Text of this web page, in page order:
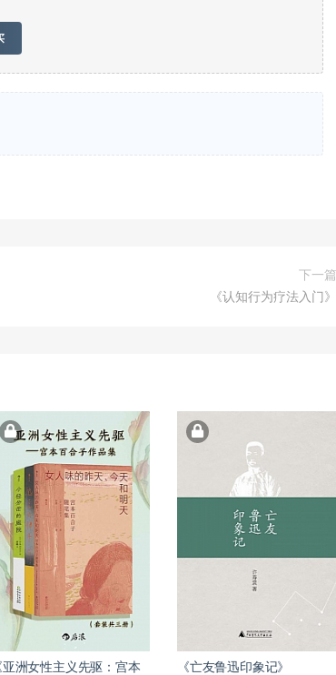
下一篇
《认知行为疗法入门》
亚洲女性主义先驱：宫本
《亡友鲁迅印象记》